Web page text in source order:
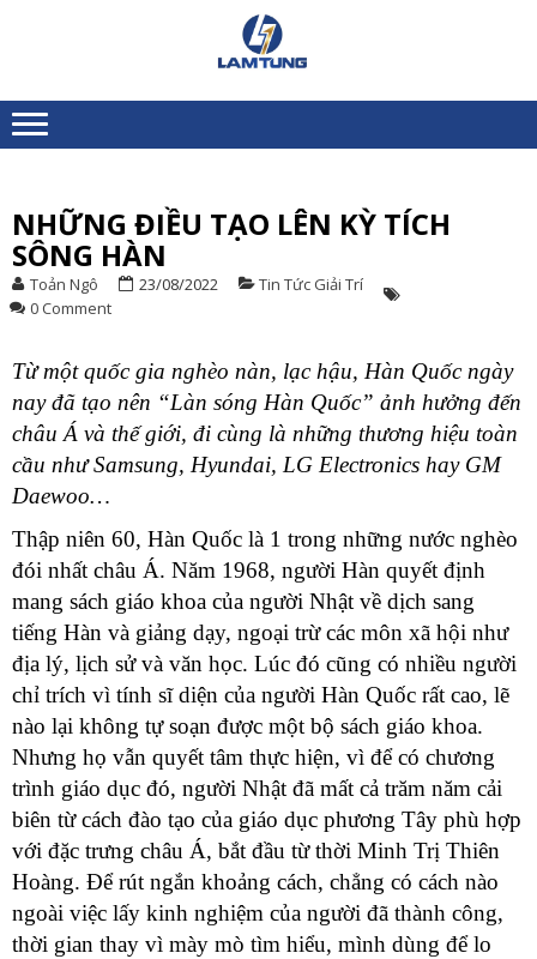
NÂNG
NGƯỜI
LÂM
TÙNG
toàn quốc
NHỮNG ĐIỀU TẠO LÊN KỲ TÍCH
SÔNG HÀN
Toản Ngô 23/08/2022
Tin Tức Giải Trí
0 Comment
Từ một quốc gia nghèo nàn, lạc hậu, Hàn Quốc ngày
nay đã tạo nên “Làn sóng Hàn Quốc” ảnh hưởng đến
châu Á và thế giới, đi cùng là những thương hiệu toàn
cầu như Samsung, Hyundai, LG Electronics hay GM
Daewoo…
Thập niên 60, Hàn Quốc là 1 trong những nước nghèo
đói nhất châu Á. Năm 1968, người Hàn quyết định
mang sách giáo khoa của người Nhật về dịch sang
tiếng Hàn và giảng dạy, ngoại trừ các môn xã hội như
địa lý, lịch sử và văn học. Lúc đó cũng có nhiều người
chỉ trích vì tính sĩ diện của người Hàn Quốc rất cao, lẽ
nào lại không tự soạn được một bộ sách giáo khoa.
Nhưng họ vẫn quyết tâm thực hiện, vì để có chương
trình giáo dục đó, người Nhật đã mất cả trăm năm cải
biên từ cách đào tạo của giáo dục phương Tây phù hợp
với đặc trưng châu Á, bắt đầu từ thời Minh Trị Thiên
Hoàng. Để rút ngắn khoảng cách, chẳng có cách nào
ngoài việc lấy kinh nghiệm của người đã thành công,
thời gian thay vì mày mò tìm hiểu, mình dùng để lo